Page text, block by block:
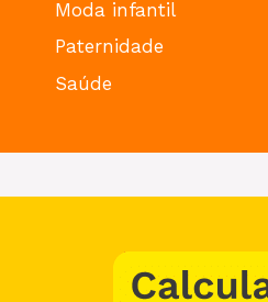
Moda infantil
Paternidade
Saúde